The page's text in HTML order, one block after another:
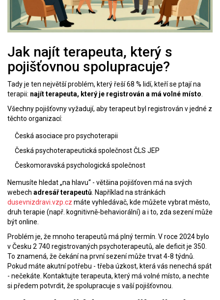
Jak najít terapeuta, který s
pojišťovnou spolupracuje?
Tady je ten největší problém, který řeší 68 % lidí, kteří se ptají na
terapii: najít terapeuta, který je registrován a má volné místo.
Všechny pojišťovny vyžadují, aby terapeut byl registrován v jedné z
těchto organizací:
Česká asociace pro psychoterapii
Česká psychoterapeutická společnost ČLS JEP
Českomoravská psychologická společnost
Nemusíte hledat „na hlavu“ - většina pojišťoven má na svých
webech adresář terapeutů. Například na stránkách
dusevnizdravi.vzp.cz máte vyhledávač, kde můžete vybrat město,
druh terapie (např. kognitivně-behaviorální) a i to, zda sezení může
být online.
Problém je, že mnoho terapeutů má plný termín. V roce 2024 bylo
v Česku 2 740 registrovaných psychoterapeutů, ale deficit je 350.
To znamená, že čekání na první sezení může trvat 4-8 týdnů.
Pokud máte akutní potřebu - třeba úzkost, která vás nenechá spát
- nečekáte. Kontaktujte terapeuta, který má volné místo, a nechte
si předem potvrdit, že spolupracuje s vaší pojišťovnou.